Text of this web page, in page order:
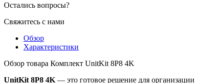
Остались вопросы?
Свяжитесь с нами
Обзор
Характеристики
Обзор товара Комплект UnitKit 8P8 4K
UnitKit 8P8 4K — это готовое решение для организации